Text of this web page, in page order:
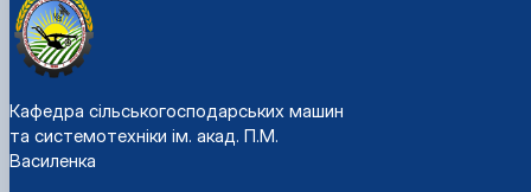
Кафедра сільськогосподарських машин
та системотехніки ім. акад. П.М.
Василенка